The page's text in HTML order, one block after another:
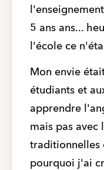
5 ans ans...
l'école ce
Mon envie
étudiants et
apprendre
mais pas avec
traditionnelles
pourquoi j'ai